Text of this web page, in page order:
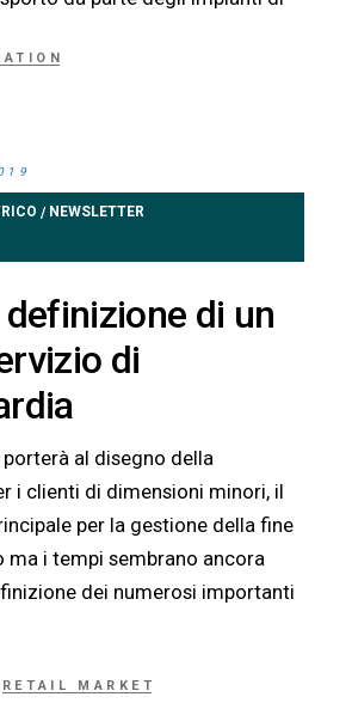
/ NEWSLETTER
di un
di
al disegno della
i clienti di dimensioni minori, il
per la gestione della fine
ma i tempi sembrano ancora
dei numerosi importanti
RETAIL MARKET